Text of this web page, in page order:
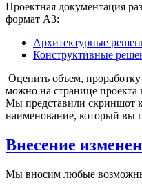
Проектная документация
формат А3:
Архитектурные
Конструктивные
Оценить объем, проработку
можно на странице проекта
Мы представили скриншот
наименование, который вы
Внесение
Мы вносим любые